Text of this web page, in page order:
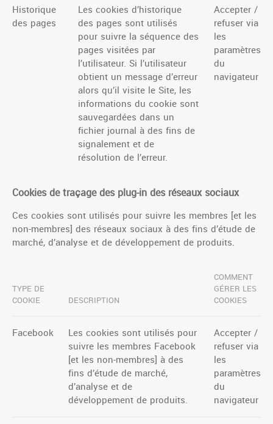
Historique
des pages
Les cookies d’historique
des pages sont utilisés
pour suivre la séquence des
pages visitées par
l’utilisateur. Si l’utilisateur
obtient un message d’erreur
alors qu’il visite le Site, les
informations du cookie sont
sauvegardées dans un
fichier journal à des fins de
signalement et de
résolution de l’erreur.
Accepter /
refuser via
les
paramètres
du
navigateur
Cookies de traçage des plug-in des réseaux sociaux
Ces cookies sont utilisés pour suivre les membres [et les
non-membres] des réseaux sociaux à des fins d’étude de
marché, d’analyse et de développement de produits.
TYPE DE
COOKIE DESCRIPTION
COMMENT
GÉRER LES
COOKIES
Facebook Les cookies sont utilisés pour
suivre les membres Facebook
[et les non-membres] à des
fins d’étude de marché,
d’analyse et de
développement de produits.
Accepter /
refuser via
les
paramètres
du
navigateur